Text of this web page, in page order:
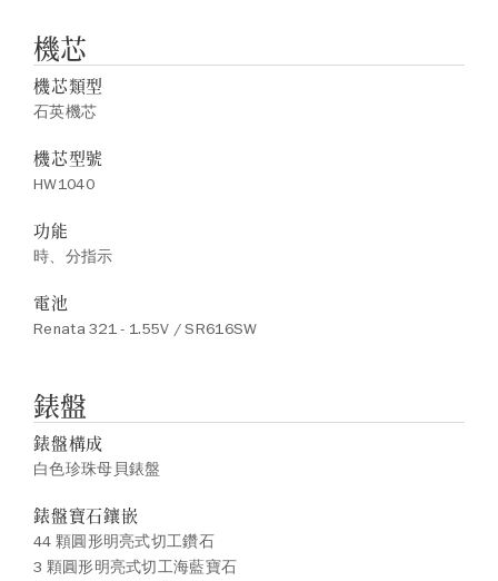
機芯
機芯類型
石英機芯
機芯型號
HW1040
功能
時、分指示
電池
Renata 321 - 1.55V / SR616SW
錶盤
錶盤構成
白色珍珠母貝錶盤
錶盤寶石鑲嵌
44 顆圓形明亮式切工鑽石
3 顆圓形明亮式切工海藍寶石